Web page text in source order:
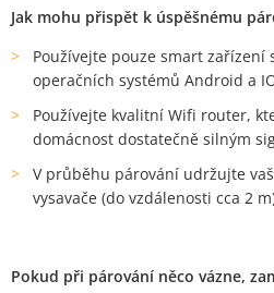
Jak mohu přispět k úspěšnému
Používejte pouze smart zařízení
operačních systémů Android a
Používejte kvalitní Wifi router,
domácnost dostatečně silným
V průběhu párování udržujte
vysavače (do vzdálenosti cca 2
Pokud při párování něco vázne,